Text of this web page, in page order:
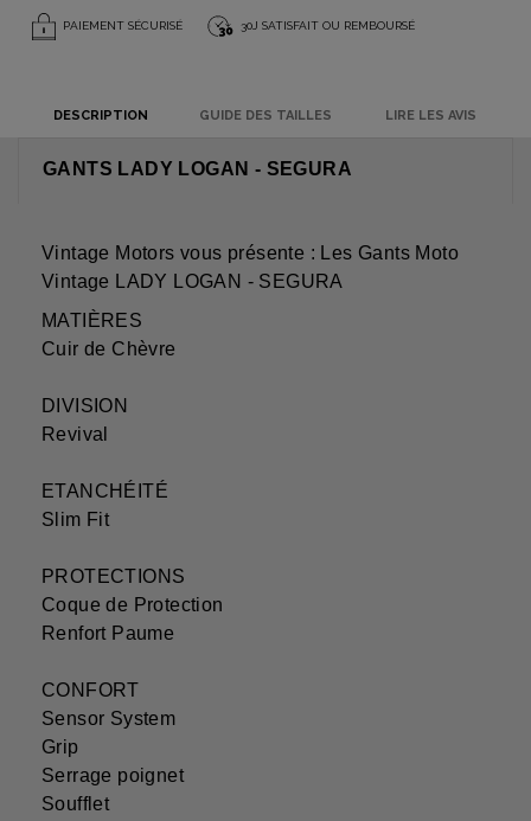
PAIEMENT SÉCURISÉ 30J SATISFAIT OU REMBOURSÉ
DESCRIPTION GUIDE DES TAILLES LIRE LES AVIS
GANTS LADY LOGAN - SEGURA
Vintage Motors vous présente : Les Gants Moto
Vintage LADY LOGAN - SEGURA
MATIÈRES
Cuir de Chèvre
DIVISION
Revival
ETANCHÉITÉ
Slim Fit
PROTECTIONS
Coque de Protection
Renfort Paume
CONFORT
Sensor System
Grip
Serrage poignet
Soufflet